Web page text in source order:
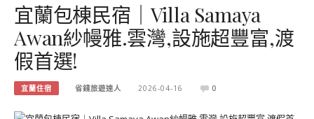
宜蘭包棟民宿｜Villa Samaya
Awan紗幔雅.雲灣,設施超豐富,渡
假首選!
宜蘭住宿 省錢旅遊達人 2026-04-16 0